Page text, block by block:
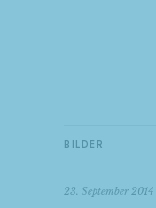
BILDER
23. September 2014